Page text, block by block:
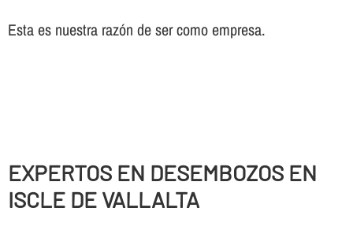
Esta es nuestra razón de ser como empresa.
EXPERTOS EN DESEMBOZOS EN
ISCLE DE VALLALTA